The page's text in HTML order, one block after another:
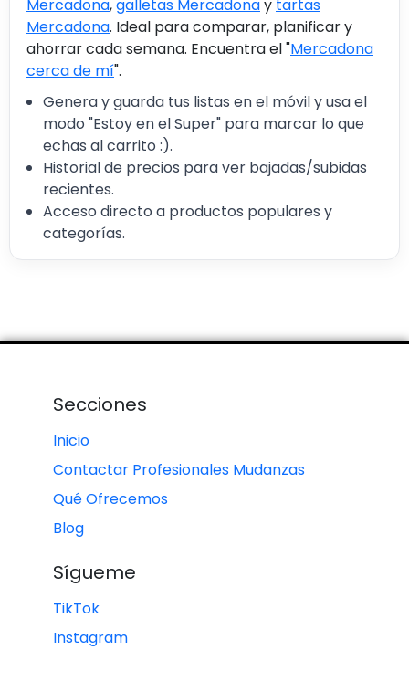
Mercadona,galletas Mercadonay tartas
Mercadona. Ideal para comparar, planificar y
ahorrar cada semana. Encuentra el "Mercadona
cerca de mí".
Genera y guarda tus listas en el móvil y usa el
modo "Estoy en el Super" para marcar lo que
echas al carrito :).
Historial de precios para ver bajadas/subidas
recientes.
Acceso directo a productos populares y
categorías.
Secciones
Inicio
Contactar Profesionales Mudanzas
Qué Ofrecemos
Blog
Sígueme
TikTok
Instagram